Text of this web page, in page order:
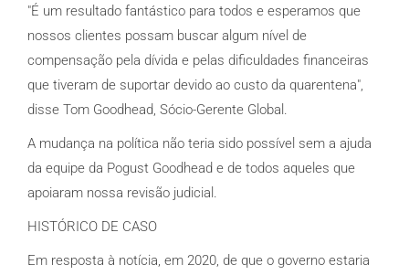
"É um resultado fantástico para todos e esperamos que
nossos clientes possam buscar algum nível de
compensação pela dívida e pelas dificuldades financeiras
que tiveram de suportar devido ao custo da quarentena",
disse Tom Goodhead, Sócio-Gerente Global.
A mudança na política não teria sido possível sem a ajuda
da equipe da Pogust Goodhead e de todos aqueles que
apoiaram nossa revisão judicial.
HISTÓRICO DE CASO
Em resposta à notícia, em 2020, de que o governo estaria